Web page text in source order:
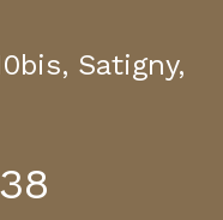
Satigny,